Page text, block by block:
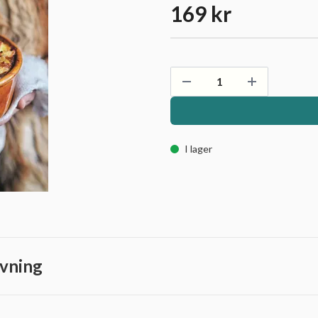
169 kr
I lager